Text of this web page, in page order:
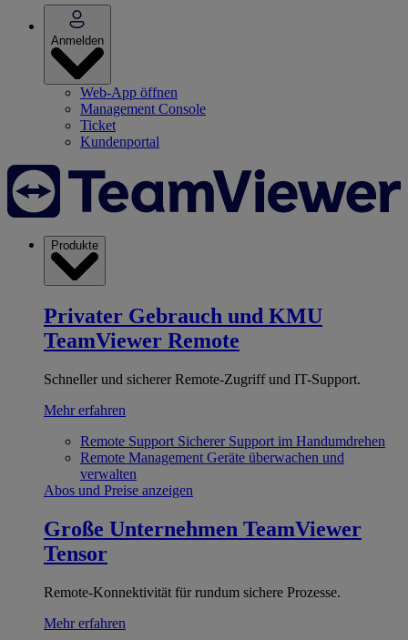
Anmelden
Web-App öffnen
Management Console
Ticket
Kundenportal
Produkte
Privater Gebrauch und KMU
TeamViewer Remote
Schneller und sicherer Remote-Zugriff und IT-Support.
Mehr erfahren
Remote Support Sicherer Support im Handumdrehen
Remote Management Geräte überwachen und
verwalten
Abos und Preise anzeigen
Große Unternehmen TeamViewer
Tensor
Remote-Konnektivität für rundum sichere Prozesse.
Mehr erfahren